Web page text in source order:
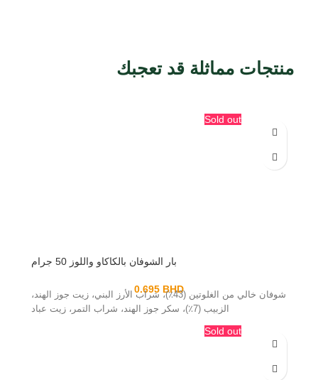
منتجات مماثلة قد تعجبك
Sold out
بار الشوفان بالكاكاو واللوز 50 جرام
0.695 BHDشوفان خالي من الغلوتين (43٪)، شراب الأرز البني، زيت جوز الهند،
الزبيب (7٪)، سكر جوز الهند، شراب التمر، زيت عباد
Sold out